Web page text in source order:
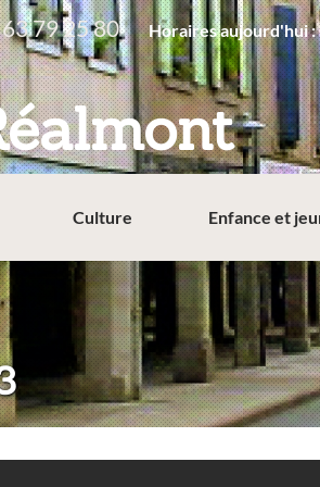
79 25 80 Horaires aujourd'hui :
Culture Enfance et